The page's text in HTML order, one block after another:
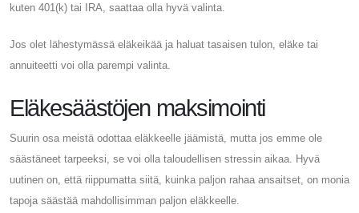
kuten 401(k) tai IRA, saattaa olla hyvä valinta.
Jos olet lähestymässä eläkeikää ja haluat tasaisen tulon, eläke tai
annuiteetti voi olla parempi valinta.
Eläkesäästöjen maksimointi
Suurin osa meistä odottaa eläkkeelle jäämistä, mutta jos emme ole
säästäneet tarpeeksi, se voi olla taloudellisen stressin aikaa. Hyvä
uutinen on, että riippumatta siitä, kuinka paljon rahaa ansaitset, on monia
tapoja säästää mahdollisimman paljon eläkkeelle.